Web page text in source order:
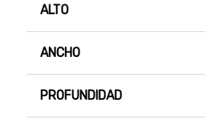
ALTO
ANCHO
PROFUNDIDAD